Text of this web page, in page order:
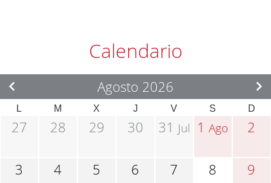
Calendario
Agosto 2026
L M X J V S D
27 28 29 30 31 Jul 1Ago 2
3 4 5 6 7 8 9